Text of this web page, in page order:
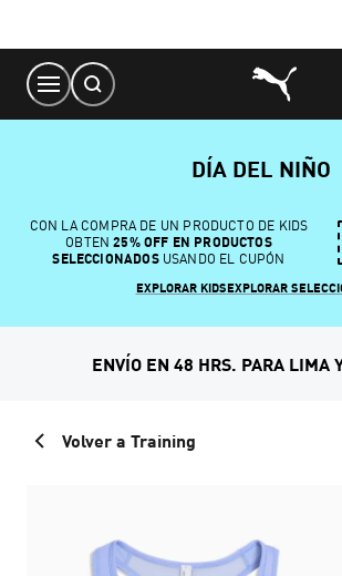
Content
DÍA DEL NIÑO
CON LA COMPRA DE UN PRODUCTO DE KIDS
OBTEN 25% OFF EN PRODUCTOS
SELECCIONADOSUSANDO EL CUPÓN
EXPLORAR KIDSEXPLORAR
ENVÍO EN 48 HRS. PARA LIMA
Volver a Training